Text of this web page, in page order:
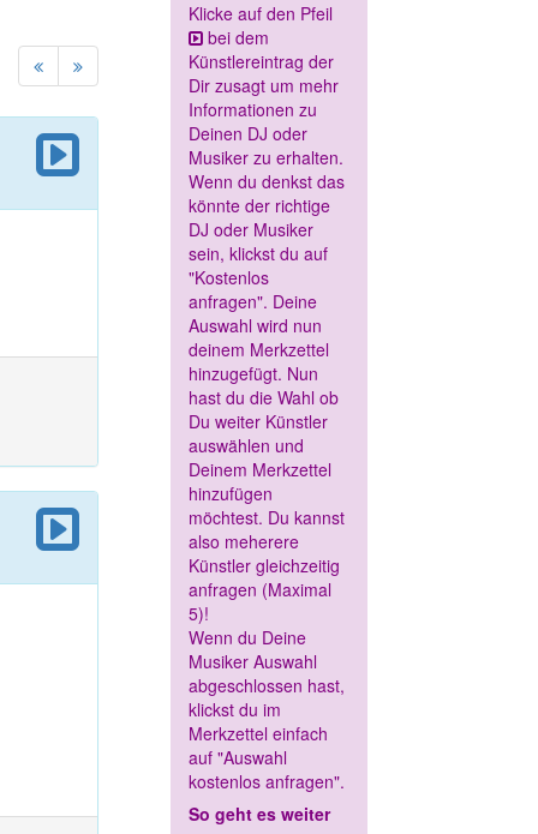
Klicke auf den Pfeil
bei dem
Künstlereintrag der
Dir zusagt um mehr
Informationen zu
Deinen DJ oder
Musiker zu erhalten.
Wenn du denkst das
könnte der richtige
DJ oder Musiker
sein, klickst du auf
"Kostenlos
anfragen". Deine
Auswahl wird nun
deinem Merkzettel
hinzugefügt. Nun
hast du die Wahl ob
Du weiter Künstler
auswählen und
Deinem Merkzettel
hinzufügen
möchtest. Du kannst
also meherere
Künstler gleichzeitig
anfragen (Maximal
5)!
Wenn du Deine
Musiker Auswahl
abgeschlossen hast,
klickst du im
Merkzettel einfach
auf "Auswahl
kostenlos anfragen".
So geht es weiter